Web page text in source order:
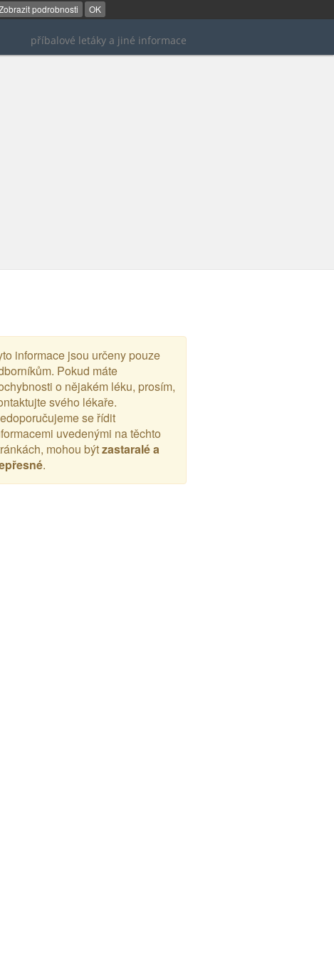
podrobnosti OK
příbalové letáky a jiné informace
informace jsou určeny pouze
Pokud máte
o nějakém léku, prosím,
svého lékaře.
se řídit
uvedenými na těchto
mohou býtzastaralé a
.